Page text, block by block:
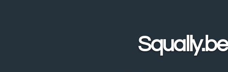
Squally.be